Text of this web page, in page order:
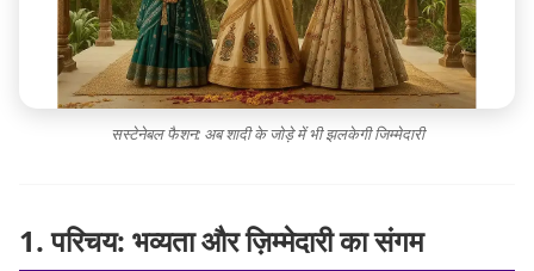
सस्टेनेबल फैशन: अब शादी के जोड़े में भी झलकेगी जिम्मेदारी
1. परिचय: भव्यता और ज़िम्मेदारी का संगम